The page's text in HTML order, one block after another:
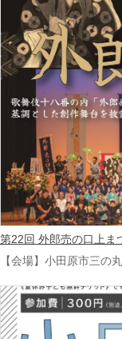
第22回 外郎売の口上ま
【会場】小田原市三の